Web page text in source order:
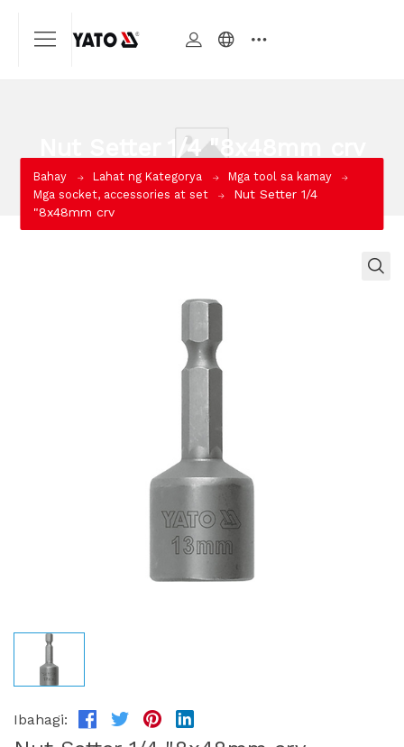
Nut Setter 1/4 "8x48mm crv
Bahay Lahat ng Kategorya
Mga tool sa kamay
Mga socket, accessories at set
Nut Setter 1/4
"8x48mm crv
Ibahagi: